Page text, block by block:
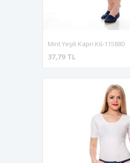
Mint Yeşili Kapri K6-115880
37,79 TL